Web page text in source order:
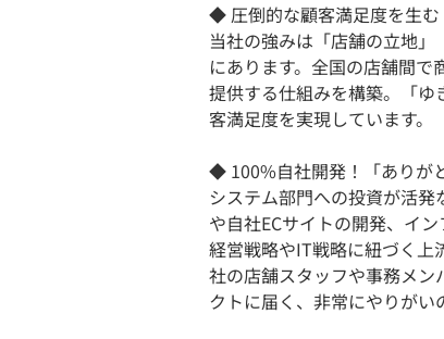
◆ 圧倒的な顧客満足度を生む
当社の強みは「店舗の立地」
にあります。全国の店舗間
提供する仕組みを構築。「
客満足度を実現しています。
◆ 100%自社開発！「ありが
システム部門への投資が活
や自社ECサイトの開発、イ
経営戦略やIT戦略に紐づく上
社の店舗スタッフや事務メ
クトに届く、非常にやりがい